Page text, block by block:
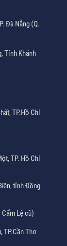
Đà Nẵng (Q.
Tỉnh Khánh
TP.Hồ Chí
TP. Hồ Chí
tỉnh Đồng
Cẩm Lệ cũ)
TP.Cần Thơ